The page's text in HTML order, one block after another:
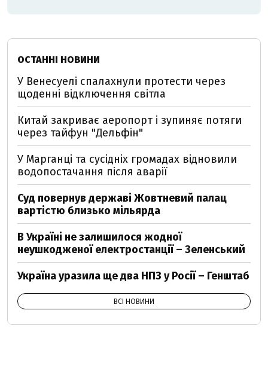
ОСТАННІ НОВИНИ
У Венесуелі спалахнули протести через
щоденні відключення світла
Китай закриває аеропорт і зупиняє потяги
через тайфун "Дельфін"
У Марганці та сусідніх громадах відновили
водопостачання після аварії
Суд повернув державі Жовтневий палац
вартістю близько мільярда
В Україні не залишилося жодної
неушкодженої електростанції – Зеленський
Україна уразила ще два НПЗ у Росії – Генштаб
ВСІ НОВИНИ